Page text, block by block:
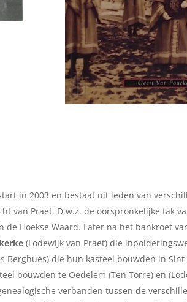
in 2003 en bestaat uit leden van
van Praet. D.w.z. de oorspronkelijke tak
Hoekse Waard. Later na het bankroet
(Lodewijk van Praet) die
Berghues) die hun kasteel bouwden in
bouwden te Oedelem (Ten Torre) en
verbanden tussen de